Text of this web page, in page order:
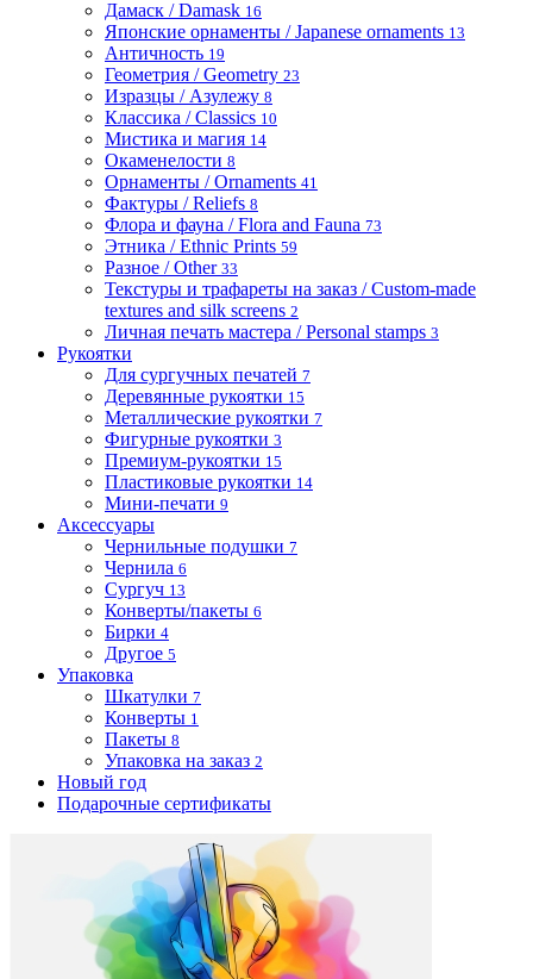
Дамаск / Damask 16
Японские орнаменты / Japanese ornaments 13
Античность 19
Геометрия / Geometry 23
Изразцы / Азулежу 8
Классика / Classics 10
Мистика и магия 14
Окаменелости 8
Орнаменты / Ornaments 41
Фактуры / Reliefs 8
Флора и фауна / Flora and Fauna 73
Этника / Ethnic Prints 59
Разное / Other 33
Текстуры и трафареты на заказ / Custom-made
textures and silk screens 2
Личная печать мастера / Personal stamps 3
Рукоятки
Для сургучных печатей 7
Деревянные рукоятки 15
Металлические рукоятки 7
Фигурные рукоятки 3
Премиум-рукоятки 15
Пластиковые рукоятки 14
Мини-печати 9
Аксессуары
Чернильные подушки 7
Чернила 6
Сургуч 13
Конверты/пакеты 6
Бирки 4
Другое 5
Упаковка
Шкатулки 7
Конверты 1
Пакеты 8
Упаковка на заказ 2
Новый год
Подарочные сертификаты